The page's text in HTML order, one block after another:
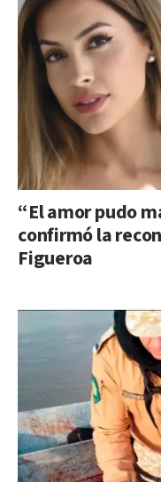
“El amor pudo
confirmó la
Figueroa